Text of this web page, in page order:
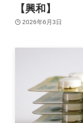
【興和】
2026年6月3日